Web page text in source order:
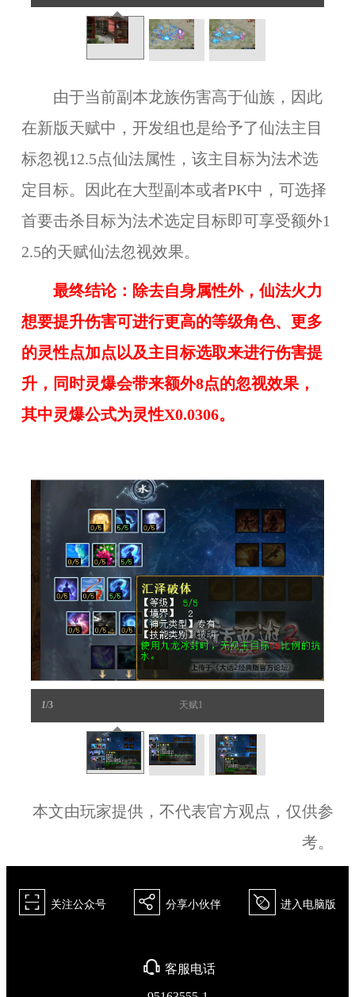
由于当前副本龙族伤害高于仙族，因此
在新版天赋中，开发组也是给予了仙法主目
标忽视12.5点仙法属性，该主目标为法术选
定目标。因此在大型副本或者PK中，可选择
首要击杀目标为法术选定目标即可享受额外1
2.5的天赋仙法忽视效果。
最终结论：除去自身属性外，仙法火力
想要提升伤害可进行更高的等级角色、更多
的灵性点加点以及主目标选取来进行伤害提
升，同时灵爆会带来额外8点的忽视效果，
其中灵爆公式为灵性X0.0306。
1/3 天赋1
本文由玩家提供，不代表官方观点，仅供参
考。
򰀁 关注公众号 򰀂 分享小伙伴 򰀄 进入电脑版
򰀃 客服电话